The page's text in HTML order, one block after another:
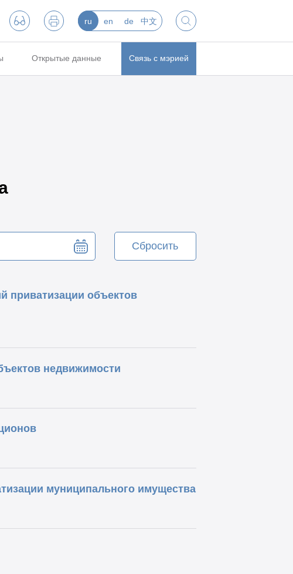
ru en de 中文
Открытые данные Связь с мэрией
Сбросить
приватизации объектов
недвижимости
муниципального имущества